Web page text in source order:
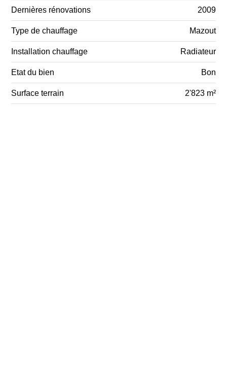
Dernières rénovations 2009
Type de chauffage Mazout
Installation chauffage Radiateur
Etat du bien Bon
Surface terrain 2'823 m²